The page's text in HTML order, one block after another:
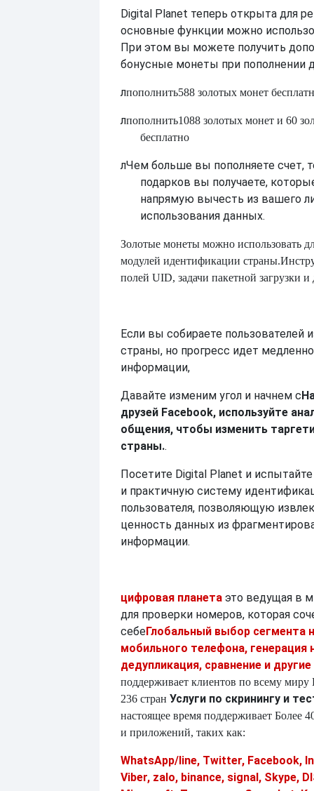
Digital Planet теперь открыта для
основные функции можно
При этом вы можете получить
бонусные монеты при пополнении
лпополнить588 золотых монет
лпополнить1088 золотых монет и 60
бесплатно
лЧем больше вы пополняете счет,
подарков вы получаете,
напрямую вычесть из вашего
использования данных.
Золотые монеты можно использовать
модулей идентификации страны.
полей UID, задачи пакетной загрузки
Если вы собираете пользователей
страны, но прогресс идет
информации,
Давайте изменим угол и начнем с
друзей Facebook, используйте
общения, чтобы изменить
страны..
Посетите Digital Planet и
и практичную систему
пользователя, позволяющую
ценность данных из
информации.
цифровая планета это ведущая в
для проверки номеров, которая
себеГлобальный выбор сегмента
мобильного телефона, генерация
дедупликация, сравнение и
поддерживает клиентов по всему миру
236 стран Услуги по скринингу и
настоящее время поддерживает Более
и приложений, таких как:
WhatsApp/line, Twitter, Facebook,
Viber, zalo, binance, signal, Skype,